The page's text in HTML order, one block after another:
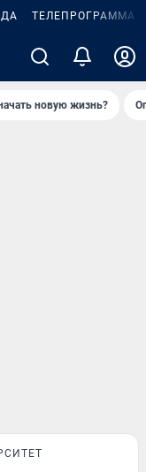
ТЕЛЕПРОГРАММА
новую жизнь?